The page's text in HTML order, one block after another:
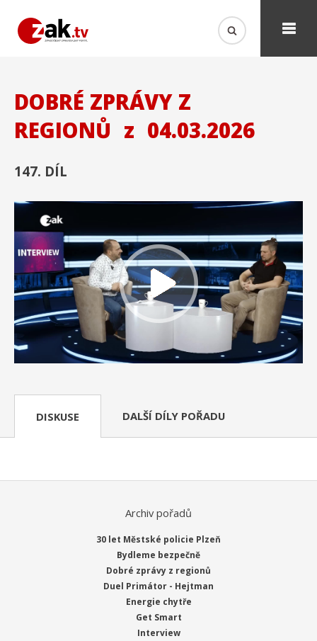
DOBRÉ ZPRÁVY Z
REGIONŮ z 04.03.2026
147. DÍL
DISKUSE DALŠÍ DÍLY POŘADU
Archiv pořadů
30 let Městské policie Plzeň
Bydleme bezpečně
Dobré zprávy z regionů
Duel Primátor - Hejtman
Energie chytře
Get Smart
Interview